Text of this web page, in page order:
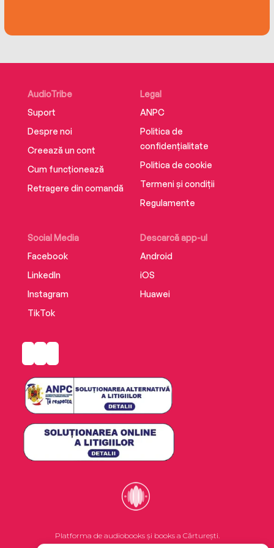
AudioTribe
Suport
Despre noi
Creează un cont
Cum funcționează
Retragere din comandă
Social Media
Facebook
LinkedIn
Instagram
TikTok
Descarcă app-ul
Android
iOS
Huawei
Legal
ANPC
Politica de
confidențialitate
Politica de cookie
Termeni și condiții
Regulamente
Platforma de audiobooks și books a Cărturești.